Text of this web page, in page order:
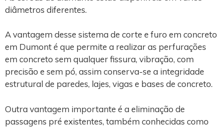
diâmetros diferentes.
A vantagem desse sistema de corte e furo em concreto
em Dumont é que permite a realizar as perfurações
em concreto sem qualquer fissura, vibração, com
precisão e sem pó, assim conserva-se a integridade
estrutural de paredes, lajes, vigas e bases de concreto.
Outra vantagem importante é a eliminação de
passagens pré existentes, também conhecidas como